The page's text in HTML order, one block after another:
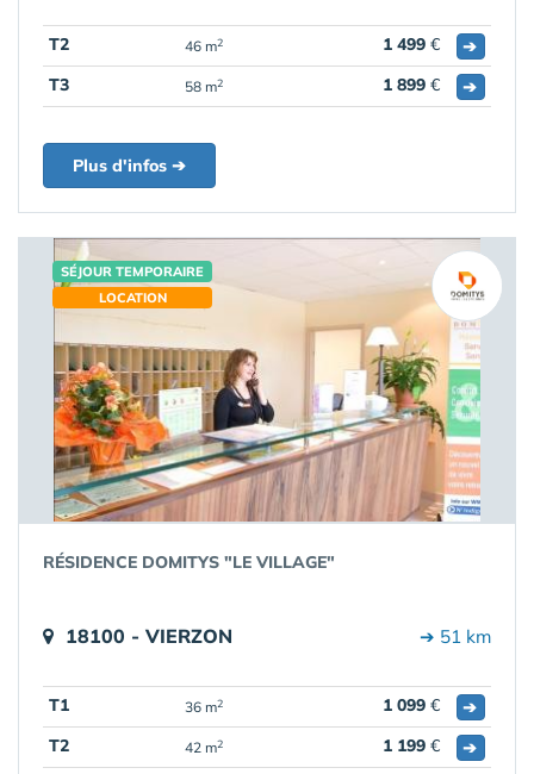
T2 46 m2 1 499 €
➔
T3
58 m2 1 899 € ➔
Plus d'infos ➔
SÉJOUR TEMPORAIRE
LOCATION
RÉSIDENCE DOMITYS "LE VILLAGE"
18100 - VIERZON ➔ 51 km
T1 36 m2 1 099 €
➔
T2
42 m2 1 199 €
➔